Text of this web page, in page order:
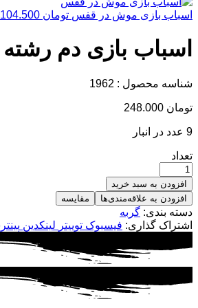
اسباب بازی موش در قفس تومان
اسباب بازی دم رشته
شناسه محصول : 1962
تومان
9 عدد در انبار
تعداد
افزودن به سبد خرید
افزودن به علاقه‌مندی‌ها
مقایسه
دسته بندی: گربه
اشتراک گذاری: فیسبوک توییتر لینکدین